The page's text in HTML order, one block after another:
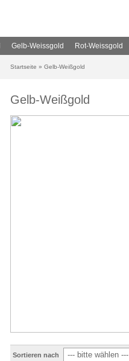
Gelb-Weissgold Rot-Weissgold
Startseite » Gelb-Weißgold
Gelb-Weißgold
Sortieren nach